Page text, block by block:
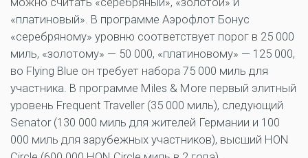
«платиновый». В программе Аэрофлот Бонус
«серебряному» уровню соответствует порог в 25 000
миль, «золотому» — 50 000, «платиновому» — 125 000,
во Flying Blue он требует набора 75 000 миль для
участника. В программе Miles & More первый элитный
уровень Frequent Traveller (35 000 миль), следующий
Senator (130 000 миль для жителей Германии и 100
000 миль для зарубежных участников), высший HON